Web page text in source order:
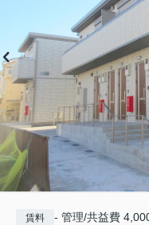
賃料 - 管理/共益費